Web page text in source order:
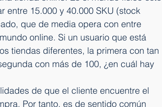
entre 15.000 y 40.000 SKU (stock
que de media opera con entre
online. Si un usuario que está
tiendas diferentes, la primera con tan
con más de 100, ¿en cuál hay
de que el cliente encuentre el
Por tanto, es de sentido común